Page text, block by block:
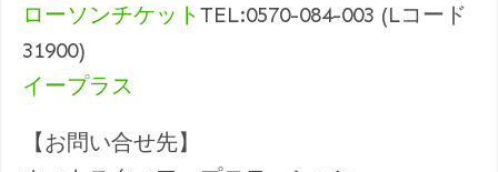
ローソンチケット TEL:0570-084-003 (Lコード
31900)
イープラス
【お問い合せ先】